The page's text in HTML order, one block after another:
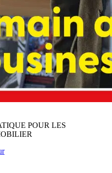
POUR LES